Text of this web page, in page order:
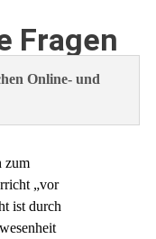
Fragen
Online- und
zum
„vor
ist durch